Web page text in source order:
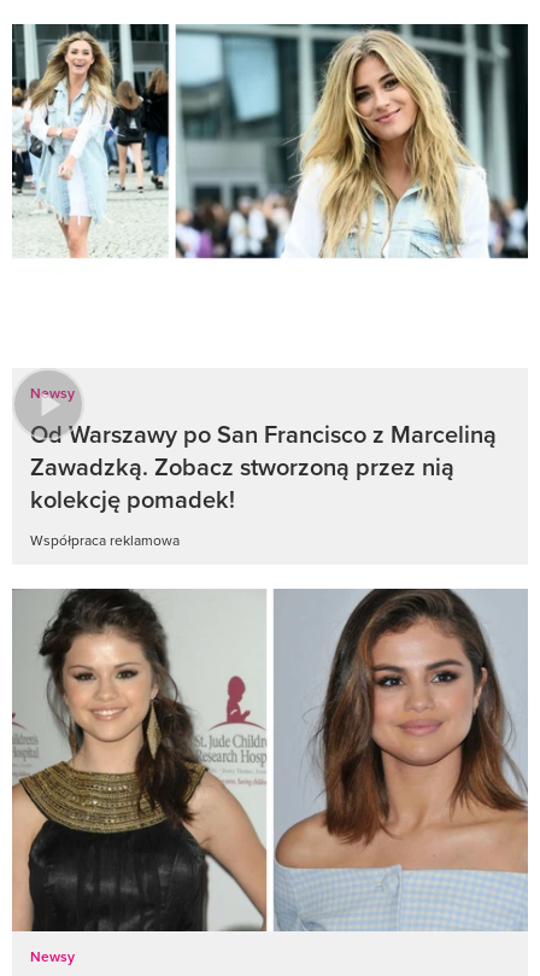
Newsy
Od Warszawy po San Francisco z Marceliną
Zawadzką. Zobacz stworzoną przez nią
kolekcję pomadek!
Współpraca reklamowa
Newsy